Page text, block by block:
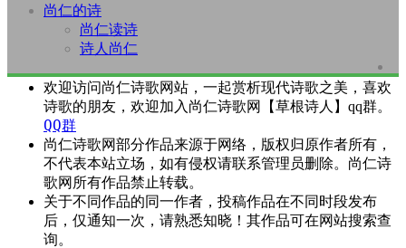
尚仁的诗
尚仁读诗
诗人尚仁
欢迎访问尚仁诗歌网站，一起赏析现代诗歌之美，喜欢
诗歌的朋友，欢迎加入尚仁诗歌网【草根诗人】qq群。
QQ群
尚仁诗歌网部分作品来源于网络，版权归原作者所有，
不代表本站立场，如有侵权请联系管理员删除。尚仁诗
歌网所有作品禁止转载。
关于不同作品的同一作者，投稿作品在不同时段发布
后，仅通知一次，请熟悉知晓！其作品可在网站搜索查
询。